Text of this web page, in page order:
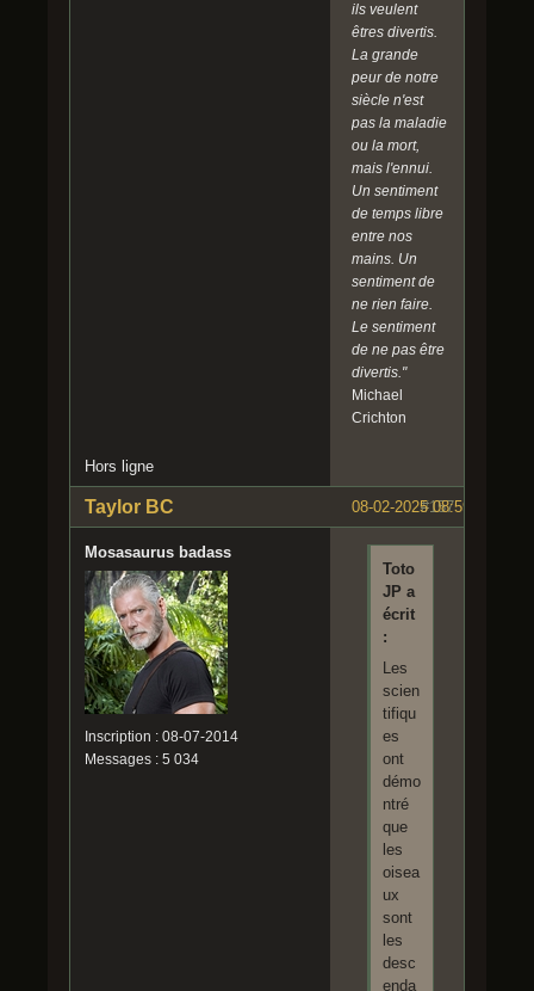
ils veulent
êtres divertis.
La grande
peur de notre
siècle n'est
pas la maladie
ou la mort,
mais l'ennui.
Un sentiment
de temps libre
entre nos
mains. Un
sentiment de
ne rien faire.
Le sentiment
de ne pas être
divertis."
Michael
Crichton
Hors ligne
#157
08-02-2025 08:59:14
Taylor BC
Mosasaurus badass
Inscription : 08-07-2014
Messages : 5 034
Toto
JP a
écrit
:
Les
scien
tifiqu
es
ont
démo
ntré
que
les
oisea
ux
sont
les
desc
enda